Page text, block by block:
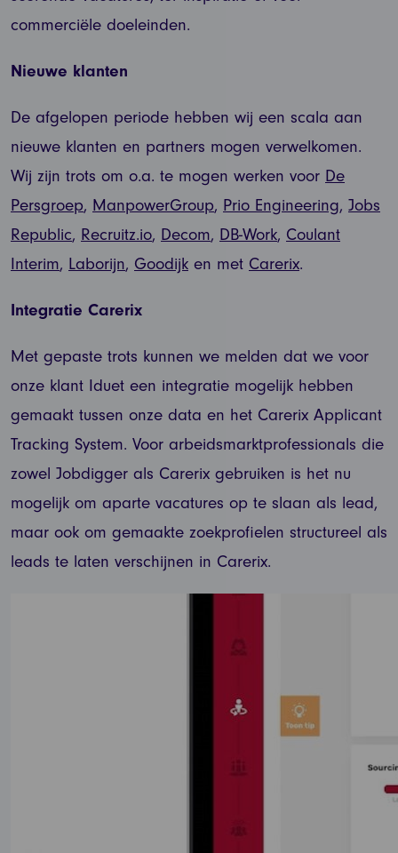
commerciële doeleinden.
Nieuwe klanten
De afgelopen periode hebben wij een scala aan
nieuwe klanten en partners mogen verwelkomen.
Wij zijn trots om o.a. te mogen werken voor De
Persgroep, ManpowerGroup, Prio Engineering, Jobs
Republic, Recruitz.io, Decom, DB-Work, Coulant
Interim, Laborijn, Goodijk en met Carerix.
Integratie Carerix
Met gepaste trots kunnen we melden dat we voor
onze klant Iduet een integratie mogelijk hebben
gemaakt tussen onze data en het Carerix Applicant
Tracking System. Voor arbeidsmarktprofessionals die
zowel Jobdigger als Carerix gebruiken is het nu
mogelijk om aparte vacatures op te slaan als lead,
maar ook om gemaakte zoekprofielen structureel als
leads te laten verschijnen in Carerix.